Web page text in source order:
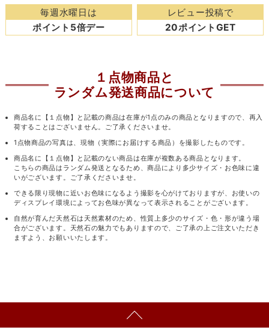
毎週水曜日は
ポイント5倍デー
レビュー投稿で
20ポイントGET
１点物商品と
ランダム発送商品について
商品名に【１点物】と記載の商品は在庫が1点のみの商品となりますので、再入
荷することはございません。ご了承くださいませ。
1点物商品の写真は、現物（実際にお届けする商品）を撮影したものです。
商品名に【１点物】と記載のない商品は在庫が複数ある商品となります。
こちらの商品はランダム発送となるため、商品により多少サイズ・お色味に違
いがございます。ご了承くださいませ。
できる限り現物に近いお色味になるよう撮影を心がけておりますが、お使いの
ディスプレイ環境によってお色味が異なって表示されることがございます。
自然が育んだ天然石は天然素材のため、性質上多少のサイズ・色・形が違う場
合がございます。天然石の魅力でもありますので、ご了承の上ご注文いただき
ますよう、お願いいたします。